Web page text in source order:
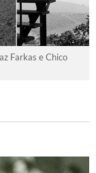
Farkas e Chico